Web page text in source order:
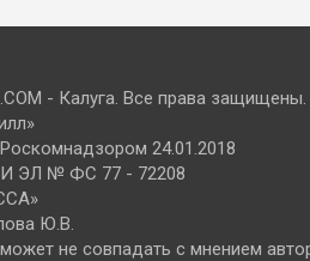
- Калуга. Все права защищены.
24.01.2018
ЭЛ № ФС 77 - 72208
Ю.В.
не совпадать с мнением